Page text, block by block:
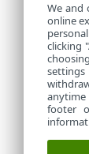
We and
online
clicking
settings
footer